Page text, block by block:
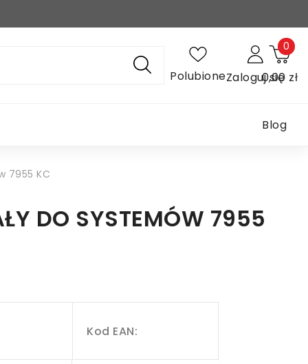
PolubioneZaloguj się
0,00 zł
0
Blog
7955 KC
DO SYSTEMÓW 7955
Kod EAN: